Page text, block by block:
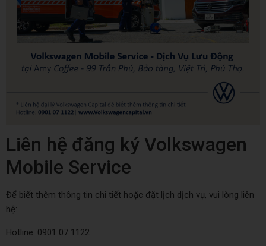
Liên hệ đăng ký Volkswagen
Mobile Service
Để biết thêm thông tin chi tiết hoặc đặt lịch dịch vụ, vui lòng liên
hệ:
Hotline: 0901 07 1122